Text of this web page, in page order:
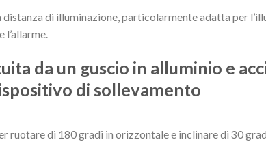
di illuminazione, particolarmente adatta per
l’allarme.
da un guscio in alluminio e
di sollevamento
ruotare di 180 gradi in orizzontale e inclinare di 30